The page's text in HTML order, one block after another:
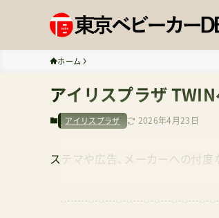
ホーム
アイリスプラザ
アイリスプラザ 2026年4月23日
ステマや広告、メーカーへの忖